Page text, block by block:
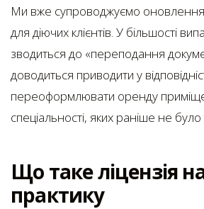
Ми вже супроводжуємо оновлення
для діючих клієнтів. У більшості
зводиться до «переподання
доводиться приводити у
переоформлювати оренду
спеціальності, яких раніше не було
Що таке ліцензія
практику